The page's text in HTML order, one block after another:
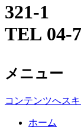
321-1
TEL 04-
メニュー
コンテンツへス
ホーム